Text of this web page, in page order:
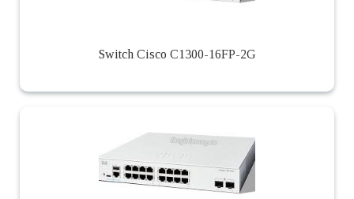
Switch Cisco C1300-16FP-2G